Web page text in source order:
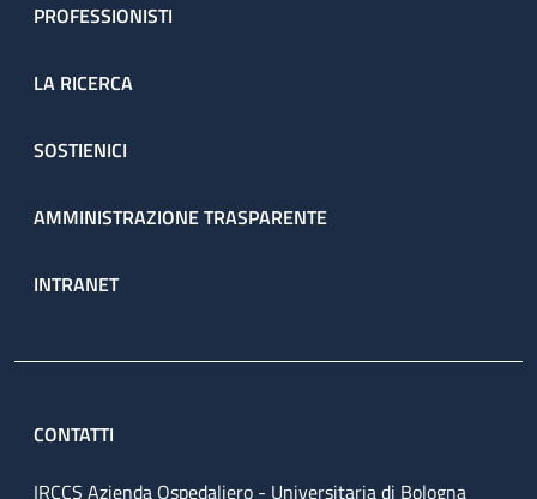
PROFESSIONISTI
LA RICERCA
SOSTIENICI
AMMINISTRAZIONE TRASPARENTE
INTRANET
CONTATTI
IRCCS Azienda Ospedaliero - Universitaria di Bologna